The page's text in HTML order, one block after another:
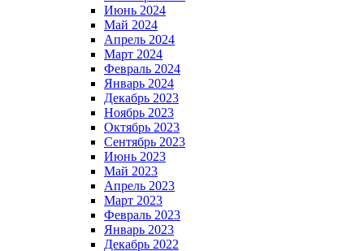
Июнь 2024
Май 2024
Апрель 2024
Март 2024
Февраль 2024
Январь 2024
Декабрь 2023
Ноябрь 2023
Октябрь 2023
Сентябрь 2023
Июнь 2023
Май 2023
Апрель 2023
Март 2023
Февраль 2023
Январь 2023
Декабрь 2022